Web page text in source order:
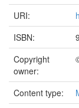
URI:
ISBN:
Copyright
owner:
Content type: